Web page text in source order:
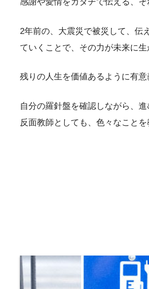
2年前の、大震災で被災して、伝
ていくことで、その力が未来に
残りの人生を価値あるように有
自分の羅針盤を確認しながら、
反面教師としても、色々なこと